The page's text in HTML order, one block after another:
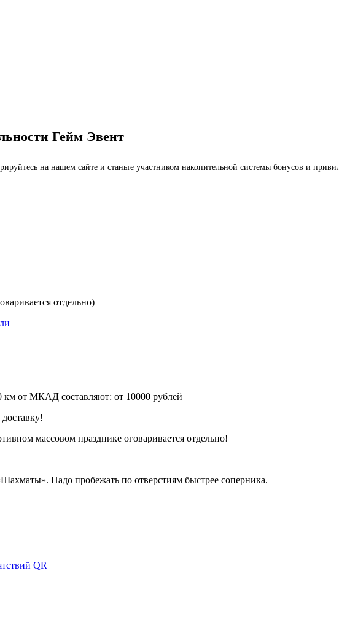
Гейм Эвент
на нашем сайте и станьте участником накопительной системы бонусов и
отдельно)
км от МКАД составляют: от 10000 рублей
массовом празднике оговаривается отдельно!
Надо пробежать по отверстиям быстрее соперника.
QR